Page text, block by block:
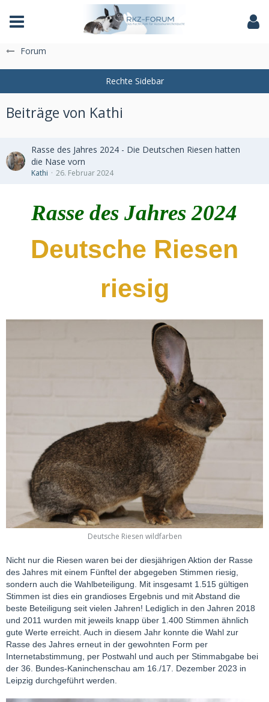
Das Fachforum der Rassekaninchenzucht
Forum
Beiträge von Kathi
Rasse des Jahres 2024 - Die Deutschen Riesen hatten
die Nase vorn
Kathi 26. Februar 2024
Rasse des Jahres 2024
Deutsche Riesen
riesig
Deutsche Riesen wildfarben
Nicht nur die Riesen waren bei der diesjährigen Aktion der Rasse
des Jahres mit einem Fünftel der abgegeben Stimmen riesig,
sondern auch die Wahlbeteiligung. Mit insgesamt 1.515 gültigen
Stimmen ist dies ein grandioses Ergebnis und mit Abstand die
beste Beteiligung seit vielen Jahren! Lediglich in den Jahren 2018
und 2011 wurden mit jeweils knapp über 1.400 Stimmen ähnlich
gute Werte erreicht. Auch in diesem Jahr konnte die Wahl zur
Rasse des Jahres erneut in der gewohnten Form per
Internetabstimmung, per Postwahl und auch per Stimmabgabe bei
der 36. Bundes-Kaninchenschau am 16./17. Dezember 2023 in
Leipzig durchgeführt werden.